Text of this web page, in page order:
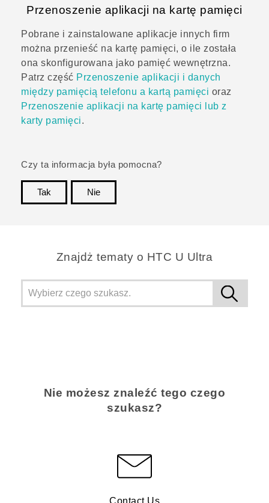
Przenoszenie aplikacji na kartę pamięci
Pobrane i zainstalowane aplikacje innych firm
można przenieść na kartę pamięci, o ile została
ona skonfigurowana jako pamięć wewnętrzna.
Patrz część Przenoszenie aplikacji i danych
między pamięcią telefonu a kartą pamięci oraz
Przenoszenie aplikacji na kartę pamięci lub z
karty pamięci.
Czy ta informacja była pomocna?
Tak
Nie
Znajdż tematy o HTC U Ultra
Nie możesz znaleźć tego czego
szukasz?
Contact Us